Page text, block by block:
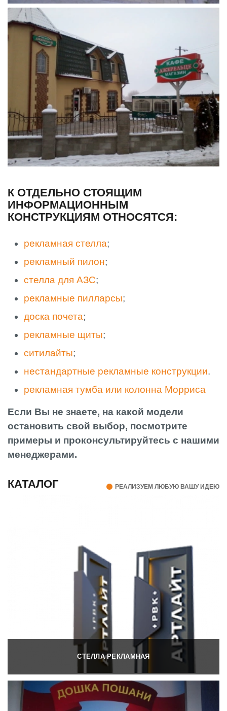
К ОТДЕЛЬНО СТОЯЩИМ
ИНФОРМАЦИОННЫМ
КОНСТРУКЦИЯМ ОТНОСЯТСЯ:
рекламная стелла;
рекламный пилон;
стелла для АЗС;
рекламные пилларсы;
доска почета;
рекламные щиты;
ситилайты;
нестандартные рекламные конструкции.
рекламная тумба или колонна Морриса
Если Вы не знаете, на какой модели
остановить свой выбор, посмотрите
примеры и проконсультируйтесь с нашими
менеджерами.
КАТАЛОГ РЕАЛИЗУЕМ ЛЮБУЮ ВАШУ ИДЕЮ
СТЕЛЛА РЕКЛАМНАЯ